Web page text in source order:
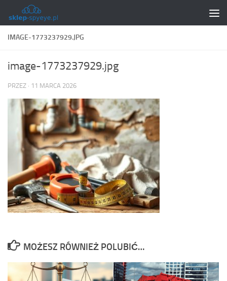
Skip to content
IMAGE-1773237929.JPG
image-1773237929.jpg
PRZEZ · 11 MARCA 2026
MOŻESZ RÓWNIEŻ POLUBIĆ…